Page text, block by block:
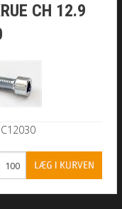
CH 12.9